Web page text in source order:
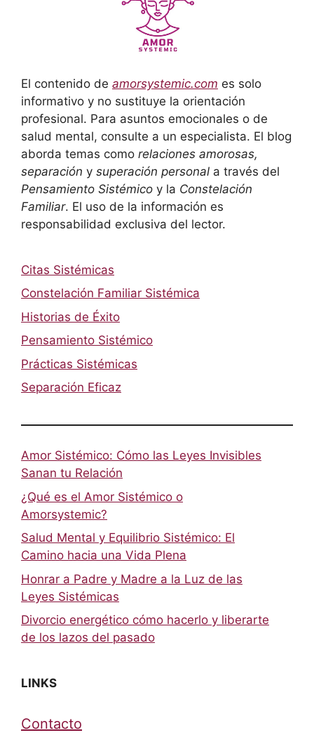
El contenido de amorsystemic.com es solo
informativo y no sustituye la orientación
profesional. Para asuntos emocionales o de
salud mental, consulte a un especialista. El blog
aborda temas como relaciones amorosas,
separación y superación personal a través del
Pensamiento Sistémico y la Constelación
Familiar. El uso de la información es
responsabilidad exclusiva del lector.
Citas Sistémicas
Constelación Familiar Sistémica
Historias de Éxito
Pensamiento Sistémico
Prácticas Sistémicas
Separación Eficaz
Amor Sistémico: Cómo las Leyes Invisibles
Sanan tu Relación
¿Qué es el Amor Sistémico o
Amorsystemic?
Salud Mental y Equilibrio Sistémico: El
Camino hacia una Vida Plena
Honrar a Padre y Madre a la Luz de las
Leyes Sistémicas
Divorcio energético cómo hacerlo y liberarte
de los lazos del pasado
LINKS
Contacto